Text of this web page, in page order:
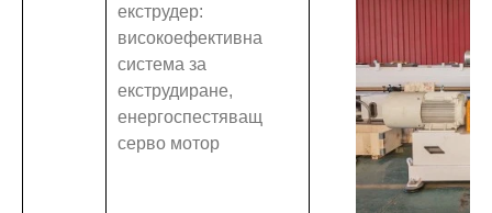
екструдер:
високоефективна
система за
екструдиране,
енергоспестяващ
серво мотор